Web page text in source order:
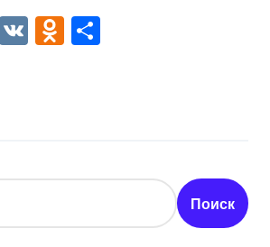
Viber
VK Odnoklassniki
Поиск